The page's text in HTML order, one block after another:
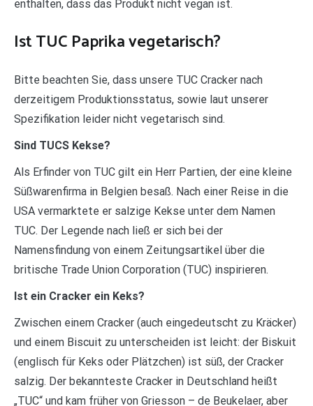
enthalten, dass das Produkt nicht vegan ist.
Ist TUC Paprika vegetarisch?
Bitte beachten Sie, dass unsere TUC Cracker nach
derzeitigem Produktionsstatus, sowie laut unserer
Spezifikation leider nicht vegetarisch sind.
Sind TUCS Kekse?
Als Erfinder von TUC gilt ein Herr Partien, der eine kleine
Süßwarenfirma in Belgien besaß. Nach einer Reise in die
USA vermarktete er salzige Kekse unter dem Namen
TUC. Der Legende nach ließ er sich bei der
Namensfindung von einem Zeitungsartikel über die
britische Trade Union Corporation (TUC) inspirieren.
Ist ein Cracker ein Keks?
Zwischen einem Cracker (auch eingedeutscht zu Kräcker)
und einem Biscuit zu unterscheiden ist leicht: der Biskuit
(englisch für Keks oder Plätzchen) ist süß, der Cracker
salzig. Der bekannteste Cracker in Deutschland heißt
„TUC“ und kam früher von Griesson – de Beukelaer, aber